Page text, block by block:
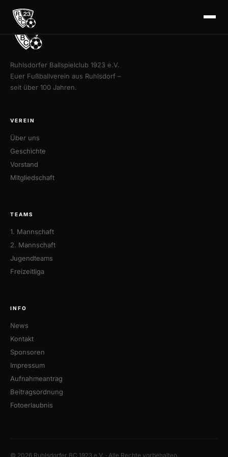
Ruhlsdorfer Ballspielclub 1923 e.V.
Euer Fußballverein aus Ruhlsdorf –
seit über 100 Jahren.
VEREIN
Über uns
Geschichte
Vorstand
Mitgliedschaft
TEAMS
1. Mannschaft
2. Mannschaft
Jugendteams
Freizeitliga
INFO
News
Kontakt
Sponsoren
Impressum
Aufnahmeantrag
Beitragsordnung
Fotoerlaubnis
© 2026 Ruhlsdorfer BC 1923 e.V. · Alle Rechte vorbehalten.